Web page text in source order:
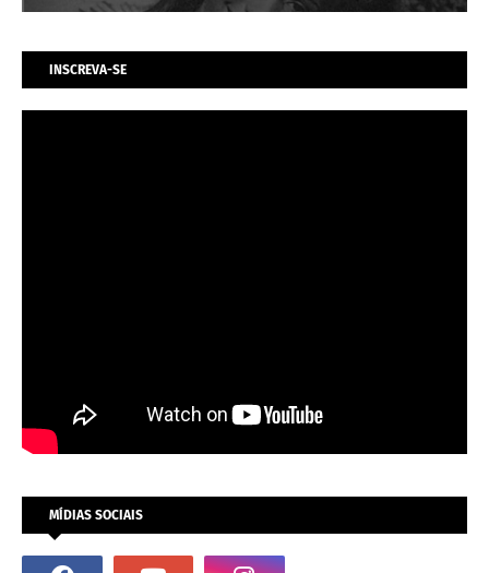
INSCREVA-SE
MÍDIAS SOCIAIS